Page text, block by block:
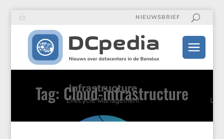
NIEUWSBRIEF
Tag: Cloud-infrastructure